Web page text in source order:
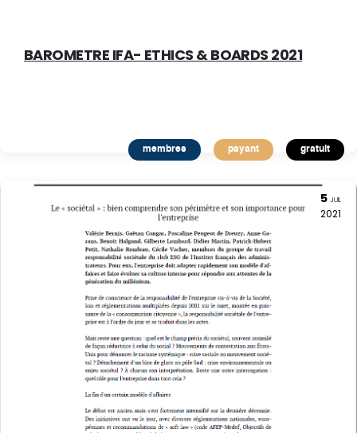
BAROMETRE IFA- ETHICS & BOARDS 2021
membres payant gratuit
5 JUIL
2021